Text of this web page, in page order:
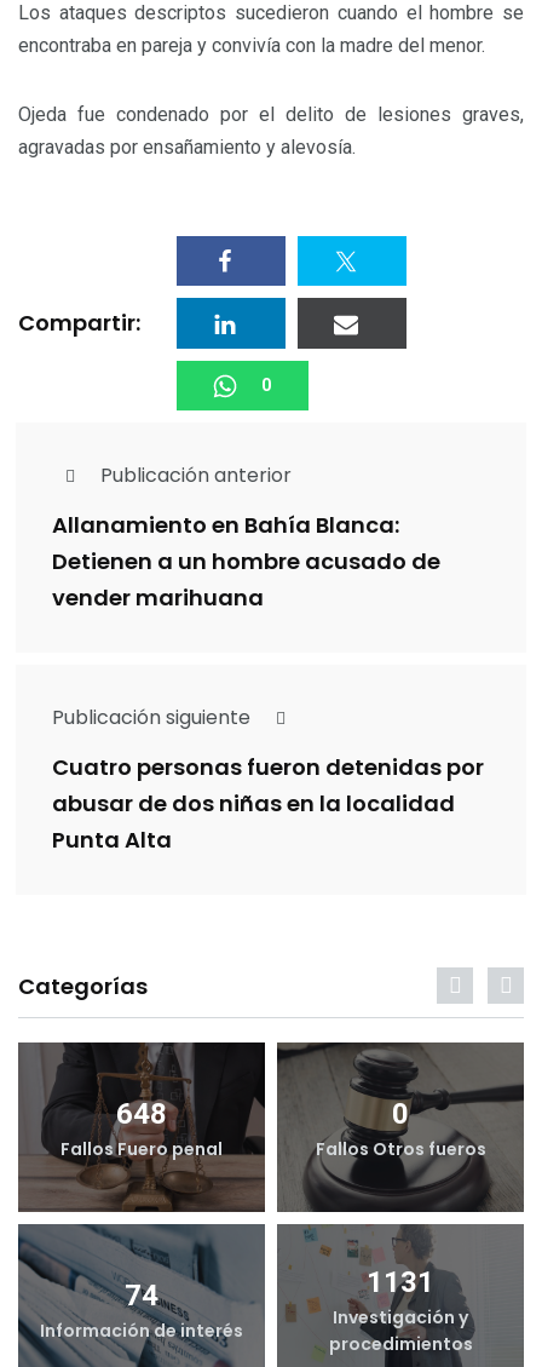
Los ataques descriptos sucedieron cuando el hombre se
encontraba en pareja y convivía con la madre del menor.
Ojeda fue condenado por el delito de lesiones graves,
agravadas por ensañamiento y alevosía.
Compartir:
0
Publicación anterior
Allanamiento en Bahía Blanca:
Detienen a un hombre acusado de
vender marihuana
Publicación siguiente
Cuatro personas fueron detenidas por
abusar de dos niñas en la localidad
Punta Alta
Categorías
648
Fallos Fuero penal
0
Fallos Otros fueros
74
Información de interés
1131
Investigación y
procedimientos